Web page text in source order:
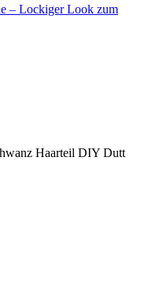
– Lockiger Look zum